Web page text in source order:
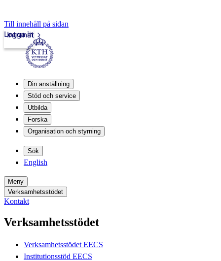
Till innehåll på sidan
Intranät
Logga in
Din anställning
Stöd och service
Utbilda
Forska
Organisation och styrning
Sök
English
Meny
Verksamhetsstödet
Kontakt
Verksamhetsstödet
Verksamhetsstödet EECS
Institutionsstöd EECS